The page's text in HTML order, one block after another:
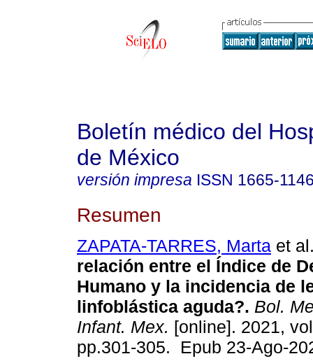
Boletín médico del
de México
versión impresa ISSN 1665-
Resumen
ZAPATA-TARRES, Marta et
relación entre el Índice de
Humano y la incidencia de
linfoblástica aguda?. Bol.
Infant. Mex. [online]. 2021,
pp.301-305. Epub 23-Ago-